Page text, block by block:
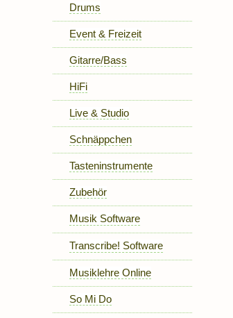
Drums
Event & Freizeit
Gitarre/Bass
HiFi
Live & Studio
Schnäppchen
Tasteninstrumente
Zubehör
Musik Software
Transcribe! Software
Musiklehre Online
So Mi Do